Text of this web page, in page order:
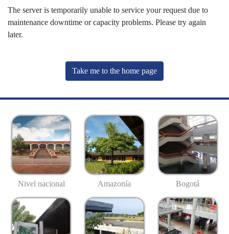
The server is temporarily unable to service your request due to
maintenance downtime or capacity problems. Please try again
later.
Take me to the home page
Nivel nacional Amazonía Bogotá